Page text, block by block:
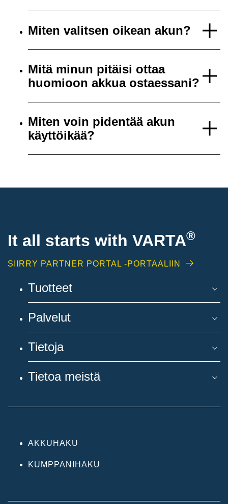
Miten valitsen oikean akun?
Mitä minun pitäisi ottaa
huomioon akkua ostaessani?
Miten voin pidentää akun
käyttöikää?
It all starts with VARTA®
SIIRRY PARTNER PORTAL -PORTAALIIN
Tuotteet
Palvelut
Tietoja
Tietoa meistä
AKKUHAKU
KUMPPANIHAKU